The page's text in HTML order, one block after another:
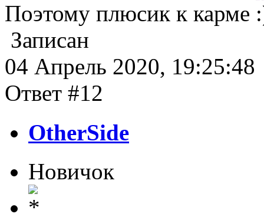
Поэтому плюсик к карме
Записан
04 Апрель 2020, 19:25:48
Ответ #12
OtherSide
Новичок